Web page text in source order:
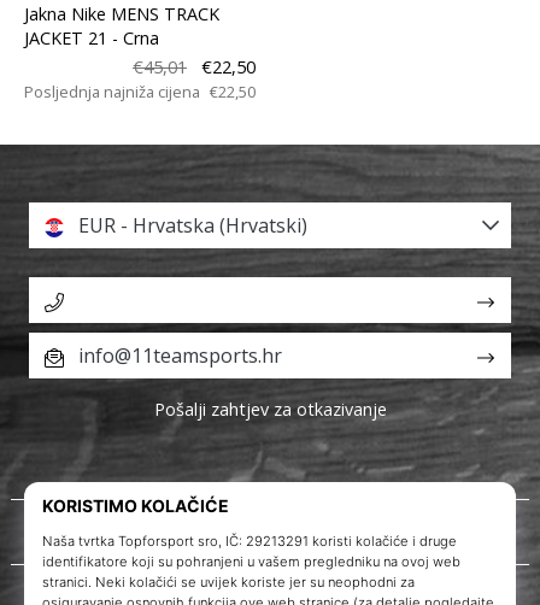
Jakna Nike MENS TRACK
JACKET 21 - Crna
€45,01
€22,50
Posljednja najniža cijena €22,50
O nama
Korisnička podrška
EUR - Hrvatska (Hrvatski)
info@11teamsports.hr
Pošalji zahtjev za otkazivanje